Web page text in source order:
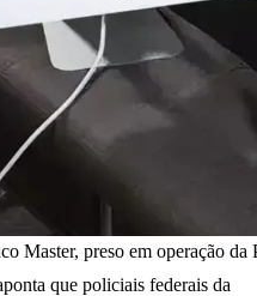
Master, preso em operação da
que policiais federais da